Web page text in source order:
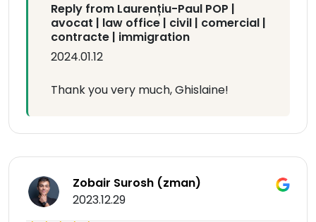
Reply from Laurențiu-Paul POP |
avocat | law office | civil | comercial |
contracte | immigration
2024.01.12
Thank you very much, Ghislaine!
Zobair Surosh (zman)
2023.12.29